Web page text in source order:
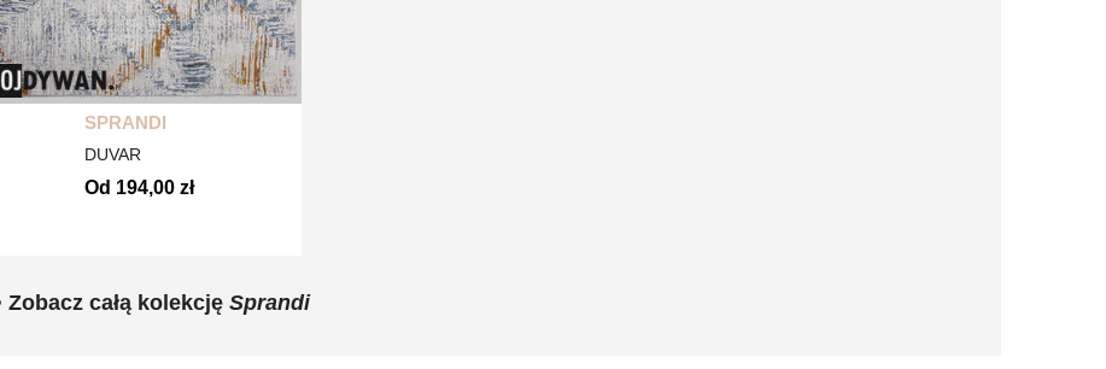
SPRANDI
DUVAR
Od 194,00 zł
Zobacz całą kolekcję Sprandi